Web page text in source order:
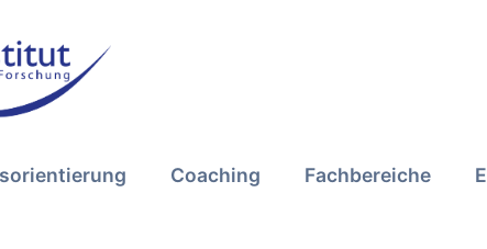
Coaching Fachbereiche